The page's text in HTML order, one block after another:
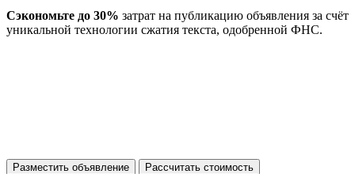
Сэкономьте до 30% затрат на публикацию объявления за счёт
уникальной технологии сжатия текста, одобренной ФНС.
Разместить объявление Рассчитать стоимость